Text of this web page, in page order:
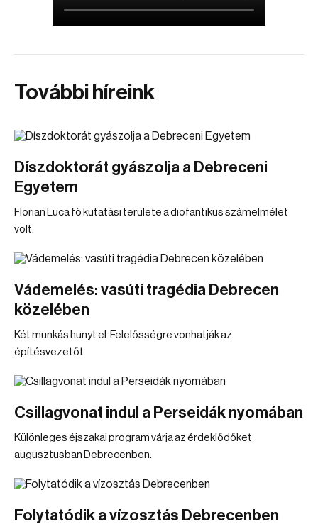
További híreink
Díszdoktorát gyászolja a Debreceni
Egyetem
Florian Luca fő kutatási területe a diofantikus számelmélet
volt.
Vádemelés: vasúti tragédia Debrecen
közelében
Két munkás hunyt el. Felelősségre vonhatják az
építésvezetőt.
Csillagvonat indul a Perseidák nyomában
Különleges éjszakai program várja az érdeklődőket
augusztusban Debrecenben.
Folytatódik a vízosztás Debrecenben